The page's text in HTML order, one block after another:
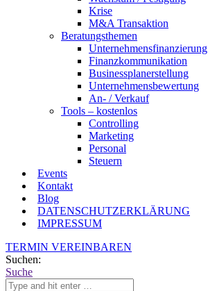
Krise
M&A Transaktion
Beratungsthemen
Unternehmensfinanzierung
Finanzkommunikation
Businessplanerstellung
Unternehmensbewertung
An- / Verkauf
Tools – kostenlos
Controlling
Marketing
Personal
Steuern
Events
Kontakt
Blog
DATENSCHUTZERKLÄRUNG
IMPRESSUM
TERMIN VEREINBAREN
Suchen:
Suche